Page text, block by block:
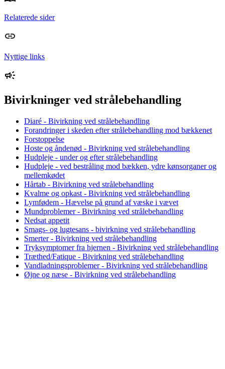
Relaterede sider
Nyttige links
Bivirkninger ved strålebehandling
Diaré - Bivirkning ved strålebehandling
Forandringer i skeden efter strålebehandling mod bækkenet
Forstoppelse
Hoste og åndenød - Bivirkning ved strålebehandling
Hudpleje - under og efter strålebehandling
Hudpleje - ved bestråling mod bækken, ydre kønsorganer og
mellemkødet
Hårtab - Bivirkning ved strålebehandling
Kvalme og opkast - Bivirkning ved strålebehandling
Lymfødem - Hævelse på grund af væske i vævet
Mundproblemer - Bivirkning ved strålebehandling
Nedsat appetit
Smags- og lugtesans - bivirkning ved strålebehandling
Smerter - Bivirkning ved strålebehandling
Tryksymptomer fra hjernen - Bivirkning ved strålebehandling
Træthed/Fatique - Bivirkning ved strålebehandling
Vandladningsproblemer - Bivirkning ved strålebehandling
Øjne og næse - Bivirkning ved strålebehandling